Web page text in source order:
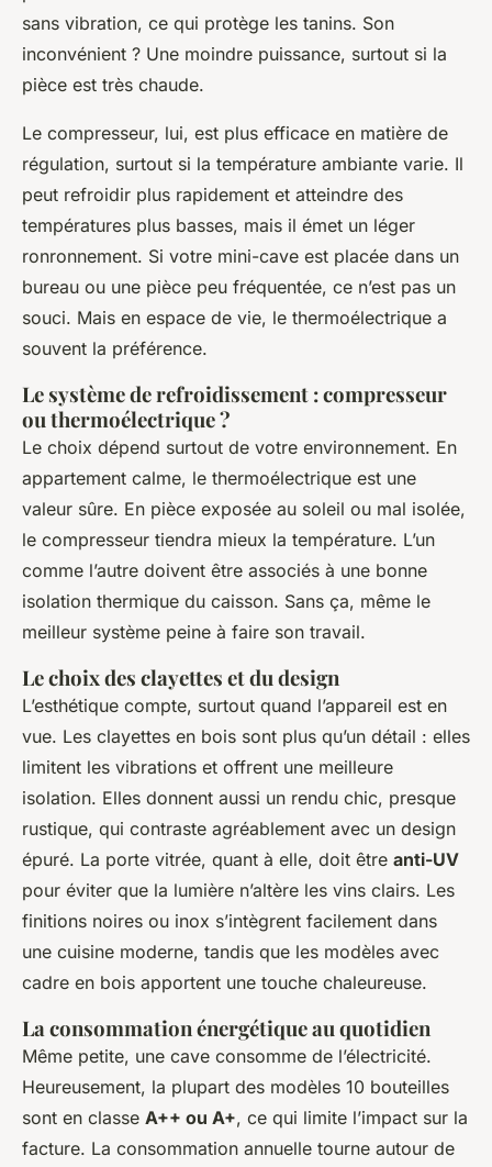
sans vibration, ce qui protège les tanins. Son
inconvénient ? Une moindre puissance, surtout si la
pièce est très chaude.
Le compresseur, lui, est plus efficace en matière de
régulation, surtout si la température ambiante varie. Il
peut refroidir plus rapidement et atteindre des
températures plus basses, mais il émet un léger
ronronnement. Si votre mini-cave est placée dans un
bureau ou une pièce peu fréquentée, ce n’est pas un
souci. Mais en espace de vie, le thermoélectrique a
souvent la préférence.
Le système de refroidissement : compresseur
ou thermoélectrique ?
Le choix dépend surtout de votre environnement. En
appartement calme, le thermoélectrique est une
valeur sûre. En pièce exposée au soleil ou mal isolée,
le compresseur tiendra mieux la température. L’un
comme l’autre doivent être associés à une bonne
isolation thermique du caisson. Sans ça, même le
meilleur système peine à faire son travail.
Le choix des clayettes et du design
L’esthétique compte, surtout quand l’appareil est en
vue. Les clayettes en bois sont plus qu’un détail : elles
limitent les vibrations et offrent une meilleure
isolation. Elles donnent aussi un rendu chic, presque
rustique, qui contraste agréablement avec un design
épuré. La porte vitrée, quant à elle, doit être anti-UV
pour éviter que la lumière n’altère les vins clairs. Les
finitions noires ou inox s’intègrent facilement dans
une cuisine moderne, tandis que les modèles avec
cadre en bois apportent une touche chaleureuse.
La consommation énergétique au quotidien
Même petite, une cave consomme de l’électricité.
Heureusement, la plupart des modèles 10 bouteilles
sont en classe A++ ou A+, ce qui limite l’impact sur la
facture. La consommation annuelle tourne autour de